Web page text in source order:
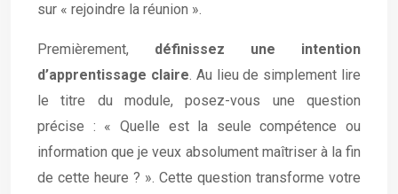
sur « rejoindre la réunion ».
Premièrement, définissez une intention
d’apprentissage claire. Au lieu de simplement lire
le titre du module, posez-vous une question
précise : « Quelle est la seule compétence ou
information que je veux absolument maîtriser à la fin
de cette heure ? ». Cette question transforme votre